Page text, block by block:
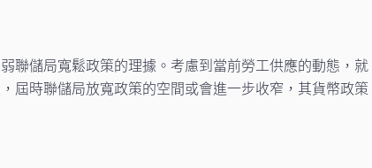
聯儲局寬鬆政策的理據。考慮到當前勞工供應的動態，就
屆時聯儲局放寬政策的空間或會進一步收窄，其貨幣政策